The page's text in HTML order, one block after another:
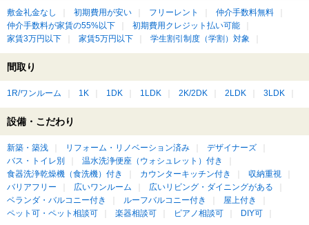
敷金礼金なし 初期費用が安い フリーレント
仲介手数料無料
仲介手数料が家賃の55%以下
初期費用クレジット払い可能
家賃3万円以下
家賃5万円以下 学生割引制度（学割）対象
間取り
1R/ワンルーム 1K 1DK 1LDK 2K/2DK 2LDK 3LDK
設備・こだわり
新築・築浅 リフォーム・リノベーション済み
デザイナーズ
バス・トイレ別
温水洗浄便座（ウォシュレット）付き
食器洗浄乾燥機（食洗機）付き
カウンターキッチン付き
収納重視
バリアフリー
広いワンルーム
広いリビング・ダイニングがある
ベランダ・バルコニー付き
ルーフバルコニー付き
屋上付き
ペット可・ペット相談可
楽器相談可 ピアノ相談可 DIY可